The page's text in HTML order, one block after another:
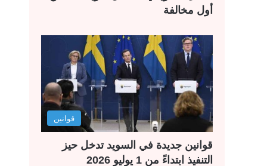
أول مخالفة
قوانين
قوانين جديدة في السويد تدخل حيز
التنفيذ ابتداءً من 1 يوليو 2026